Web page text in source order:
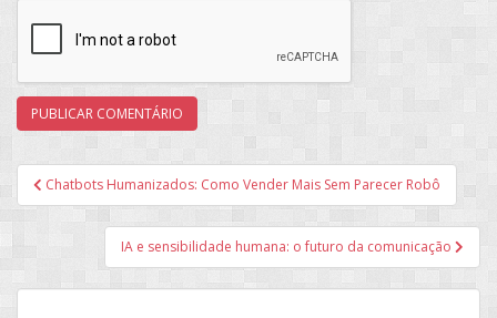
Navegação
de
Chatbots Humanizados: Como Vender Mais Sem Parecer Robô
IA e sensibilidade humana: o futuro da comunicação